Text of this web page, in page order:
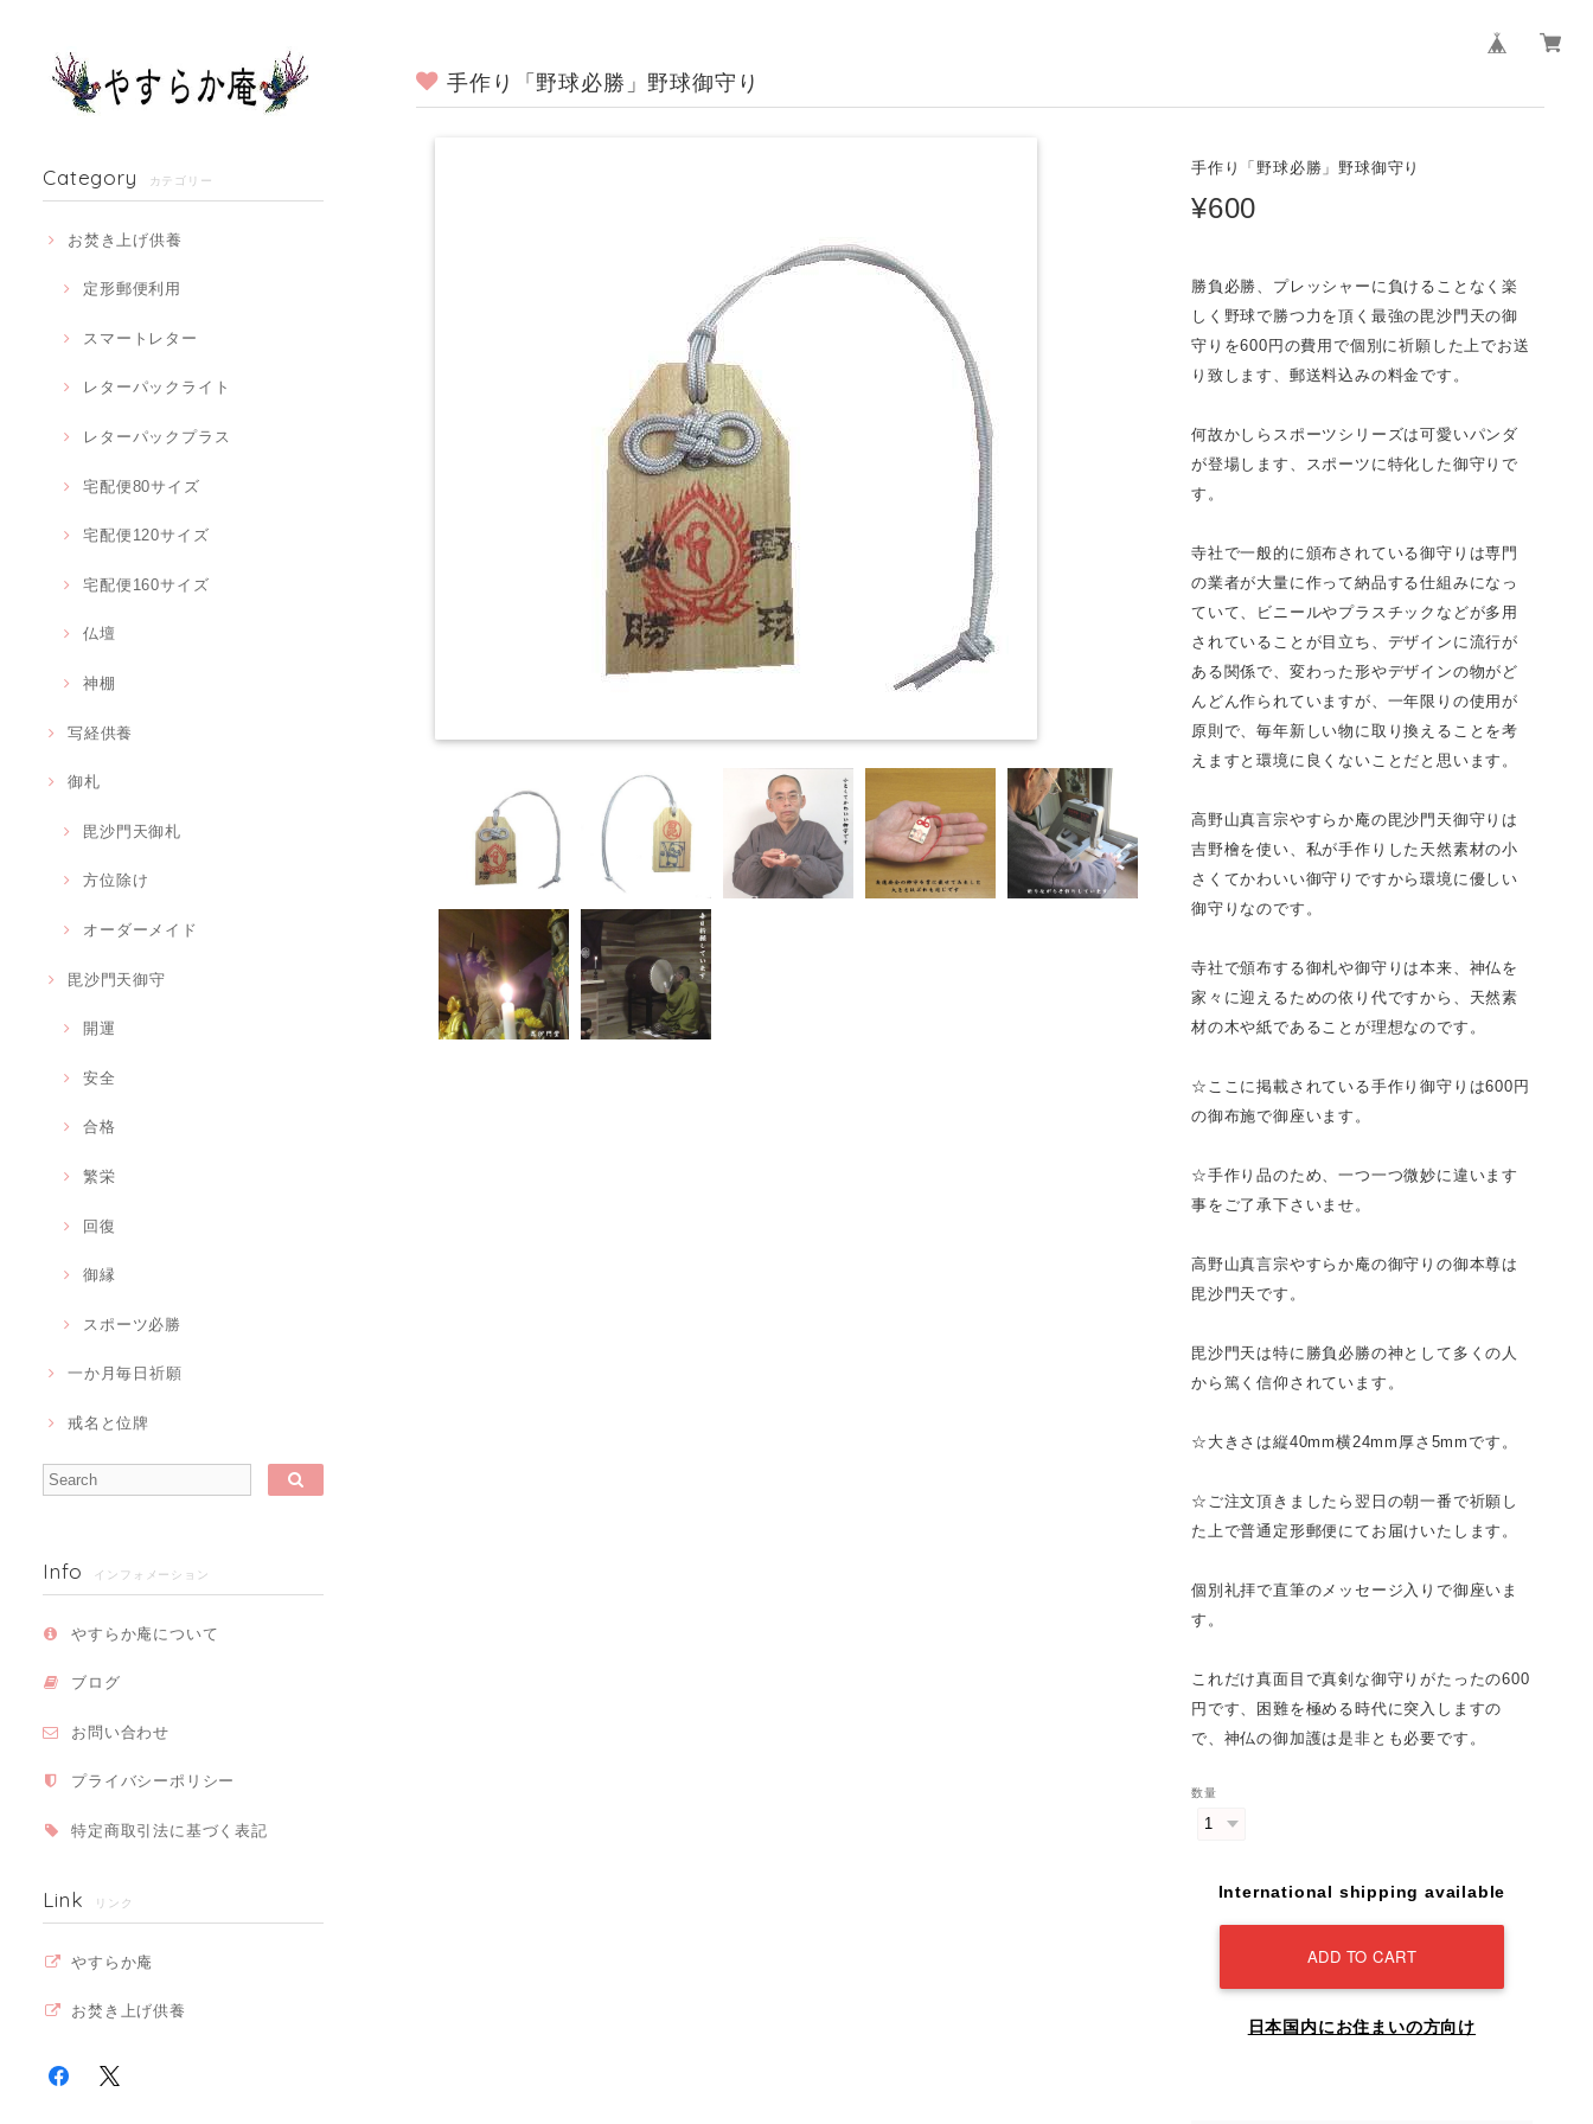
Category カテゴリー
お焚き上げ供養
定形郵便利用
スマートレター
レターパックライト
レターパックプラス
宅配便80サイズ
宅配便120サイズ
宅配便160サイズ
仏壇
神棚
写経供養
御札
毘沙門天御札
方位除け
オーダーメイド
毘沙門天御守
開運
安全
合格
繁栄
回復
御縁
スポーツ必勝
一か月毎日祈願
戒名と位牌
Info インフォメーション
やすらか庵について
ブログ
お問い合わせ
プライバシーポリシー
特定商取引法に基づく表記
Link リンク
やすらか庵
お焚き上げ供養
手作り「野球必勝」野球御守り
手作り「野球必勝」野球御守り
¥600
勝負必勝、プレッシャーに負けることなく楽
しく野球で勝つ力を頂く最強の毘沙門天の御
守りを600円の費用で個別に祈願した上でお送
り致します、郵送料込みの料金です。
何故かしらスポーツシリーズは可愛いパンダ
が登場します、スポーツに特化した御守りで
す。
寺社で一般的に頒布されている御守りは専門
の業者が大量に作って納品する仕組みになっ
ていて、ビニールやプラスチックなどが多用
されていることが目立ち、デザインに流行が
ある関係で、変わった形やデザインの物がど
んどん作られていますが、一年限りの使用が
原則で、毎年新しい物に取り換えることを考
えますと環境に良くないことだと思います。
高野山真言宗やすらか庵の毘沙門天御守りは
吉野檜を使い、私が手作りした天然素材の小
さくてかわいい御守りですから環境に優しい
御守りなのです。
寺社で頒布する御札や御守りは本来、神仏を
家々に迎えるための依り代ですから、天然素
材の木や紙であることが理想なのです。
☆ここに掲載されている手作り御守りは600円
の御布施で御座います。
☆手作り品のため、一つ一つ微妙に違います
事をご了承下さいませ。
高野山真言宗やすらか庵の御守りの御本尊は
毘沙門天です。
毘沙門天は特に勝負必勝の神として多くの人
から篤く信仰されています。
☆大きさは縦40mm横24mm厚さ5mmです。
☆ご注文頂きましたら翌日の朝一番で祈願し
た上で普通定形郵便にてお届けいたします。
個別礼拝で直筆のメッセージ入りで御座いま
す。
これだけ真面目で真剣な御守りがたったの600
円です、困難を極める時代に突入しますの
で、神仏の御加護は是非とも必要です。
数量
International shipping available
ADD TO CART
日本国内にお住まいの方向け